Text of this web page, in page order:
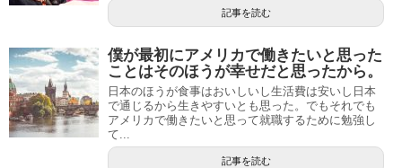
記事を読む
僕が最初にアメリカで働きたいと思った
ことはそのほうが幸せだと思ったから。
日本のほうが食事はおいしいし生活費は安いし日本
で通じるから生きやすいとも思った。でもそれでも
アメリカで働きたいと思って就職するために勉強し
て...
記事を読む